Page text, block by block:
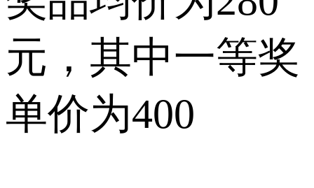
元，其中一等奖
单价为400